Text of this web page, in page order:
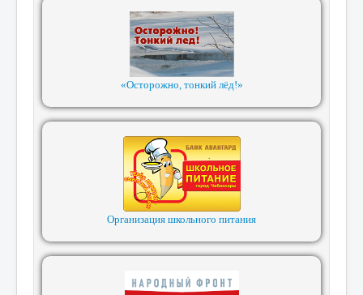
«Осторожно, тонкий лёд!»
Организация школьного питания